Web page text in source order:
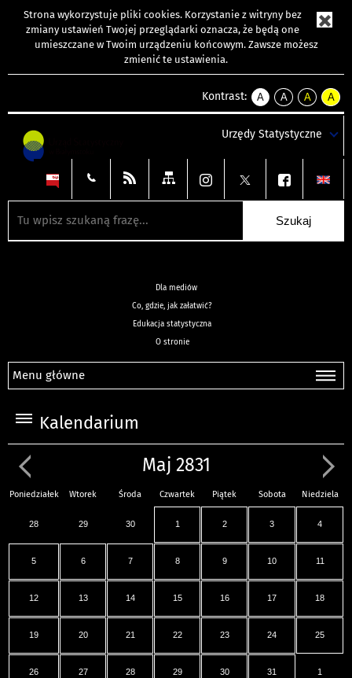
Strona wykorzystuje pliki cookies. Korzystanie z witryny bez
zmiany ustawień Twojej przeglądarki oznacza, że będą one
umieszczane w Twoim urządzeniu końcowym. Zawsze możesz
zmienić te ustawienia.
Kontrast:
A
kontrast
A
kontrast
tekst
czarnym
A
kontrast
tekst
czarnym
A
tekst
żółtym
Urzędy Statystyczne
Dla mediów
Co, gdzie, jak załatwić?
Edukacja statystyczna
O stronie
Menu główne
Kalendarium
Maj 2831
Poniedziałek Wtorek Środa Czwartek Piątek Sobota Niedziela
28 29 30 1 2 3 4
5 6 7 8 9 10 11
12 13 14 15 16 17 18
19 20 21 22 23 24 25
26 27 28 29 30 31 1